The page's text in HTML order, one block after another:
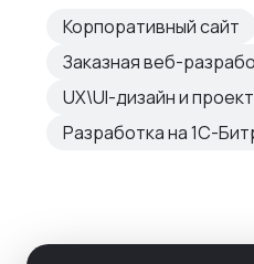
Корпоративный сайт
Заказная веб-
UX\UI-дизайн и
Разработка на 1С-